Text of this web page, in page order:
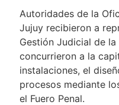
Autoridades de la
Jujuy recibieron a
Gestión Judicial de
concurrieron a la
instalaciones, el
procesos mediante
el Fuero Penal.